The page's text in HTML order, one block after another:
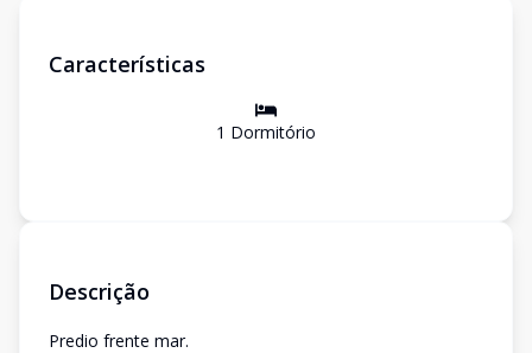
Características
1 Dormitório
Descrição
Predio frente mar.